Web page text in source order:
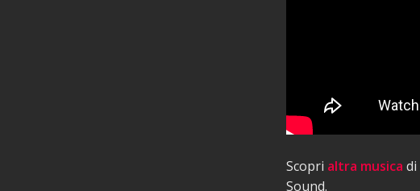
Scopri altra musica di
Sound.